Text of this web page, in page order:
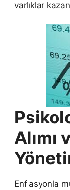
varlıklar
Alımı
Enflasyonla